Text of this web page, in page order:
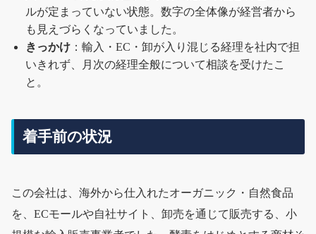
ルが定まっていない状態。数字の全体像が経営者から
も見えづらくなっていました。
きっかけ ：輸入・EC・卸が入り混じる経理を社内で担
いきれず、月次の経理全般について相談を受けたこ
と。
着手前の状況
この会社は、海外から仕入れたオーガニック・自然食品
を、ECモールや自社サイト、卸売を通じて販売する、小